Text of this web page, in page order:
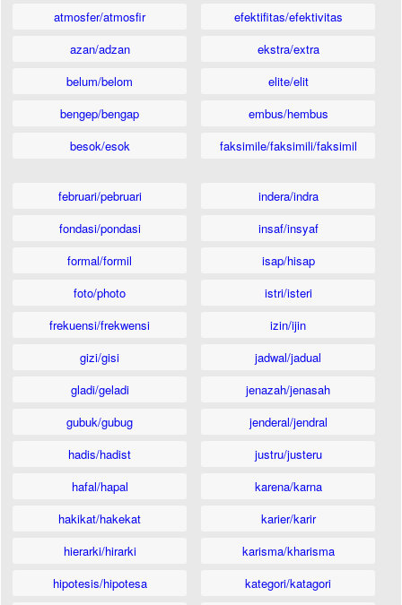
atmosfer/atmosfir
azan/adzan
belum/belom
bengep/bengap
besok/esok
efektifitas/efektivitas
ekstra/extra
elite/elit
embus/hembus
faksimile/faksimili/faksimil
februari/pebruari
fondasi/pondasi
formal/formil
foto/photo
frekuensi/frekwensi
gizi/gisi
gladi/geladi
gubuk/gubug
hadis/hadist
hafal/hapal
hakikat/hakekat
hierarki/hirarki
hipotesis/hipotesa
indera/indra
insaf/insyaf
isap/hisap
istri/isteri
izin/ijin
jadwal/jadual
jenazah/jenasah
jenderal/jendral
justru/justeru
karena/karna
karier/karir
karisma/kharisma
kategori/katagori